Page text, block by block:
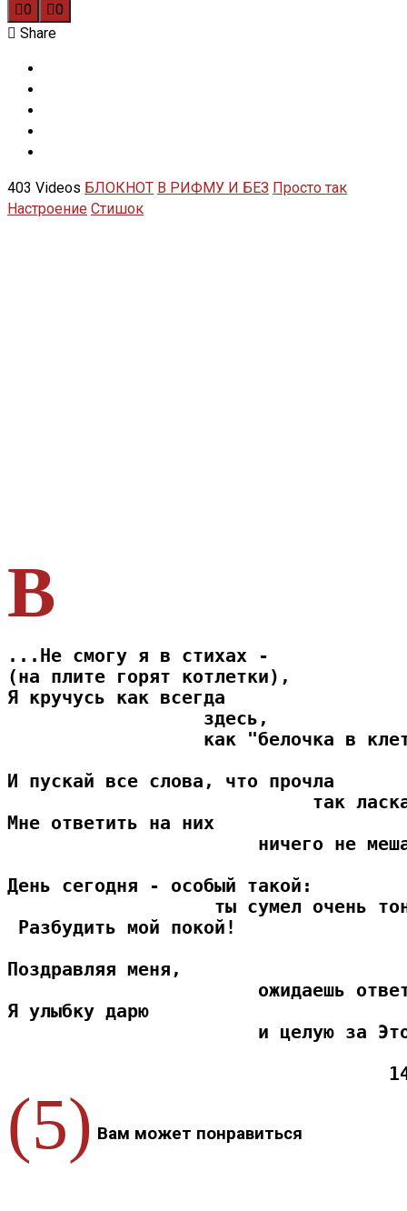
0
0
Share
403 Videos БЛОКНОТ В РИФМУ И БЕЗ Просто так
Настроение Стишок
В
...Не смогу я в стихах -
(на плите горят котлетки),
Я кручусь как всегда
                  здесь,
как "белочка в
И пускай все слова, что прочла
так
Мне ответить на них
ничего не
День сегодня - особый такой:
ты сумел очень
Разбудить мой покой!
Поздравляя меня,
ожидаешь
Я улыбку дарю
и целую за
(5) Вам может понравиться